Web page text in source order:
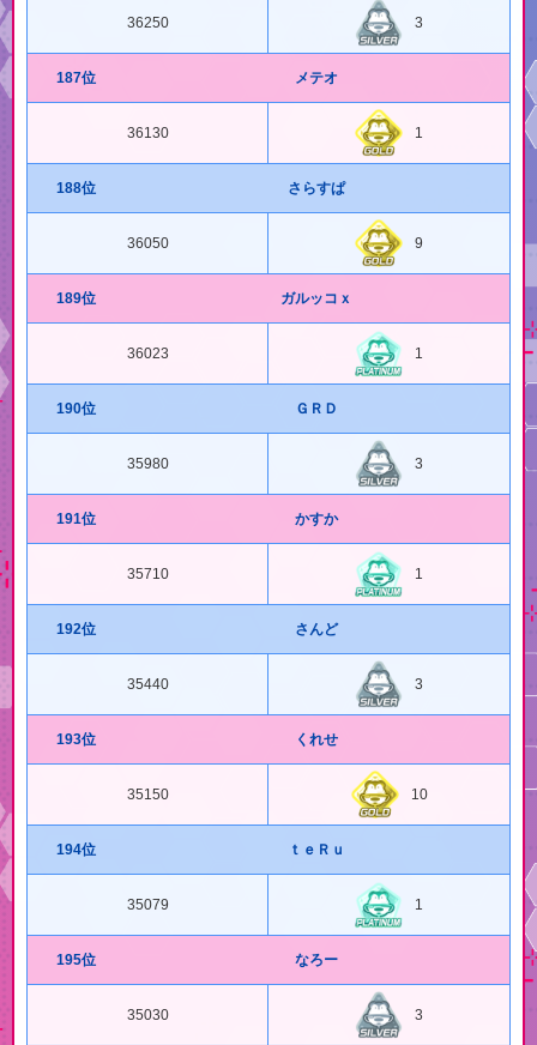
36250 3
187位 メテオ
36130 1
188位 さらすぱ
36050 9
189位 ガルッコｘ
36023 1
190位 ＧＲＤ
35980 3
191位 かすか
35710 1
192位 さんど
35440 3
193位 くれせ
35150 10
194位 ｔｅＲｕ
35079 1
195位 なろー
35030 3